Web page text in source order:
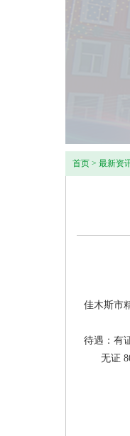
首页 > 最新资
佳木斯市
待遇：有
无证